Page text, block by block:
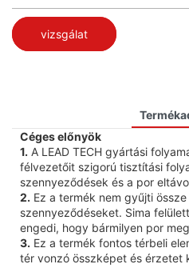
vizsgálat
Céges előnyök
1. A LEAD TECH gyártási
félvezetőit szigorú tisztítási
szennyeződések és a por
2. Ez a termék nem gyűjti
szennyeződéseket. Sima
engedi, hogy bármilyen por
3. Ez a termék fontos térbeli
tér vonzó összképet és érzetet